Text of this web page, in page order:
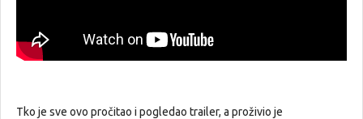
Tko je sve ovo pročitao i pogledao trailer, a proživio je